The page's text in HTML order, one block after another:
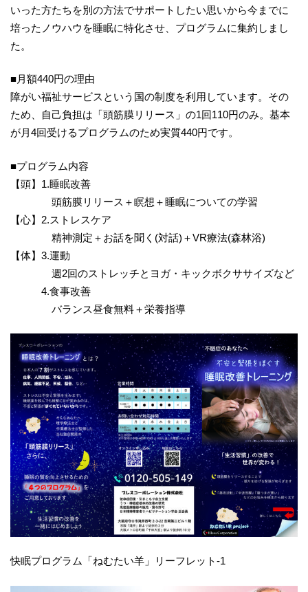
いった方たちを別の方法でサポートしたい思いから今までに
培ったノウハウを睡眠に特化させ、プログラムに集約しまし
た。
■月額440円の理由
障がい福祉サービスという国の制度を利用しています。その
ため、自己負担は「頭筋膜リリース」の1回110円のみ。基本
が月4回受けるプログラムのため実質440円です。
■プログラム内容
【頭】1.睡眠改善
頭筋膜リリース＋瞑想＋睡眠についての学習
【心】2.ストレスケア
精神測定＋お話を聞く(対話)＋VR療法(森林浴)
【体】3.運動
週2回のストレッチとヨガ・キックボクササイズなど
4.食事改善
バランス昼食無料＋栄養指導
快眠プログラム「ねむたい羊」リーフレット-1